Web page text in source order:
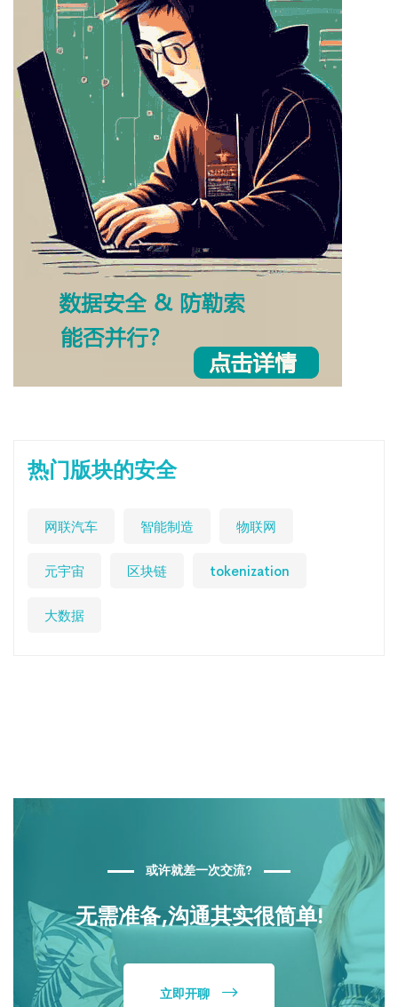
热门版块的安全
网联汽车 智能制造 物联网
元宇宙 区块链 tokenization
大数据
或许就差一次交流?
无需准备,沟通其实很简单!
立即开聊